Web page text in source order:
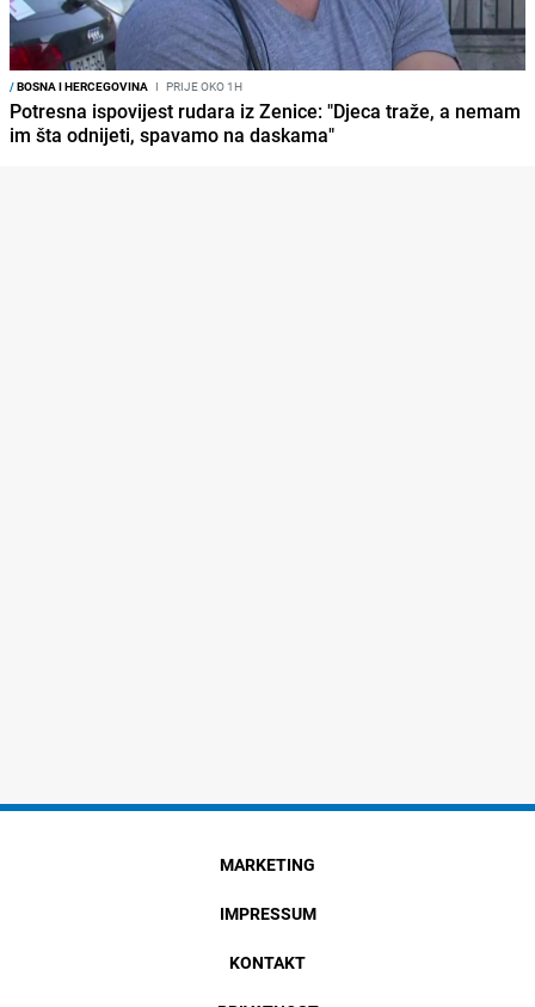
/BOSNA I HERCEGOVINA I PRIJE OKO 1H
Potresna ispovijest rudara iz Zenice: "Djeca traže, a nemam
im šta odnijeti, spavamo na daskama"
MARKETING
IMPRESSUM
KONTAKT